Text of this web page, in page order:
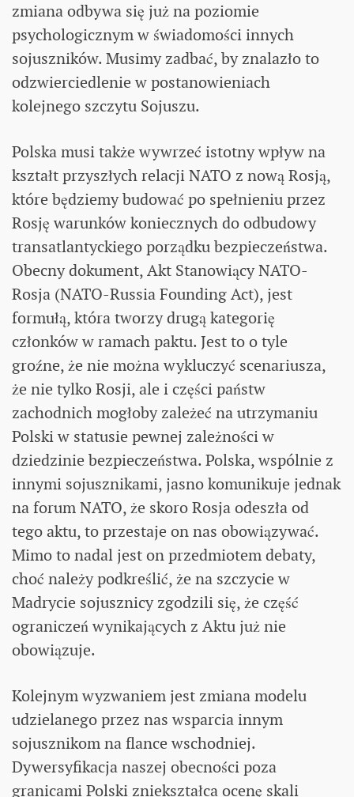
zmiana odbywa się już na poziomie
psychologicznym w świadomości innych
sojuszników. Musimy zadbać, by znalazło to
odzwierciedlenie w postanowieniach
kolejnego szczytu Sojuszu.
Polska musi także wywrzeć istotny wpływ na
kształt przyszłych relacji NATO z nową Rosją,
które będziemy budować po spełnieniu przez
Rosję warunków koniecznych do odbudowy
transatlantyckiego porządku bezpieczeństwa.
Obecny dokument, Akt Stanowiący NATO-
Rosja (NATO-Russia Founding Act), jest
formułą, która tworzy drugą kategorię
członków w ramach paktu. Jest to o tyle
groźne, że nie można wykluczyć scenariusza,
że nie tylko Rosji, ale i części państw
zachodnich mogłoby zależeć na utrzymaniu
Polski w statusie pewnej zależności w
dziedzinie bezpieczeństwa. Polska, wspólnie z
innymi sojusznikami, jasno komunikuje jednak
na forum NATO, że skoro Rosja odeszła od
tego aktu, to przestaje on nas obowiązywać.
Mimo to nadal jest on przedmiotem debaty,
choć należy podkreślić, że na szczycie w
Madrycie sojusznicy zgodzili się, że część
ograniczeń wynikających z Aktu już nie
obowiązuje.
Kolejnym wyzwaniem jest zmiana modelu
udzielanego przez nas wsparcia innym
sojusznikom na flance wschodniej.
Dywersyfikacja naszej obecności poza
granicami Polski zniekształca ocenę skali